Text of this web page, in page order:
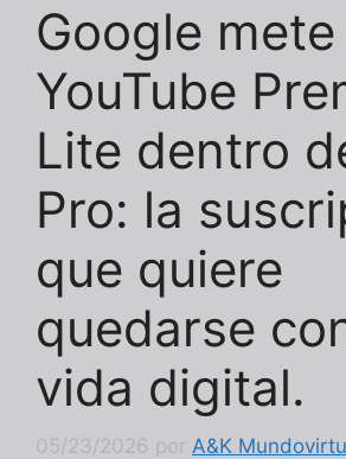
Google mete
YouTube
Lite dentro
Pro: la
que quiere
quedarse
vida digital.
05/23/2026 por A&K